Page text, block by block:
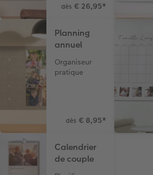
dès € 26,95*
Planning
annuel
Organiseur
pratique
dès € 8,95*
Calendrier
de couple